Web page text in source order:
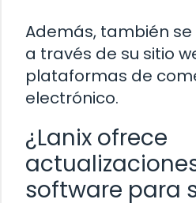
Además, también
a través de su sitio
plataformas de
electrónico.
¿Lanix ofrece
software para